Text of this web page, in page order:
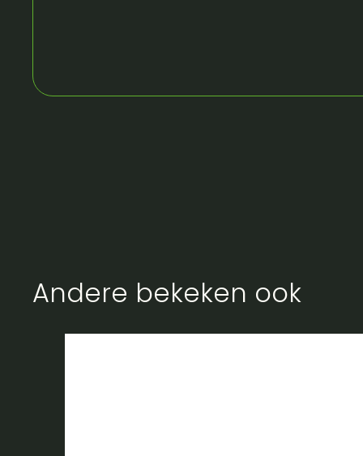
Andere bekeken ook